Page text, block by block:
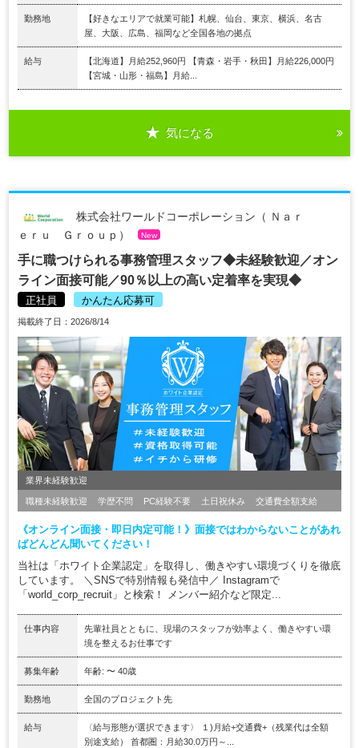
勤務地
【好きなエリアで就業可能】札幌、仙台、東京、横浜、名古
屋、大阪、広島、福岡など全国各地の拠点
給与
【北海道】月給252,960円 【青森・岩手・秋田】月給226,000円
【宮城・山形・福島】月給...
気になる
株式会社ワールドコーポレーション（ Ｎａｒ
ｅｒｕ Ｇｒｏｕｐ）
New
手に職つけられる事務管理スタッフ◆未経験歓迎／オン
ライン面接可能／90％以上の高い定着率を実現◆
正社員 かんたん応募可
掲載終了日：2026/8/14
業界未経験歓迎
職種未経験歓迎 学歴不問 PC経験不要 土日祝休み 交通費全額支給
《オンライン面接・即日内定可能！》面接ではわからないことがあれ
ばどんどん聞いてください！
当社は「ホワイト企業認定」を取得し、働きやすい環境づくりを徹底
しています。 ＼SNSで特別情報も発信中／ Instagramで
「world_corp_recruit」と検索！ メンバー紹介など限定...
仕事内容
先輩社員とともに、現場のスタッフが効率よく、働きやすい環
境を整えるお仕事です
募集年齢 年齢: 〜 40歳
勤務地 全国のプロジェクト先
給与
〈給与形態が選択できます〉 １)月給+交通費+（残業代は全額
別途支給） 首都圏：月給30.0万円～...